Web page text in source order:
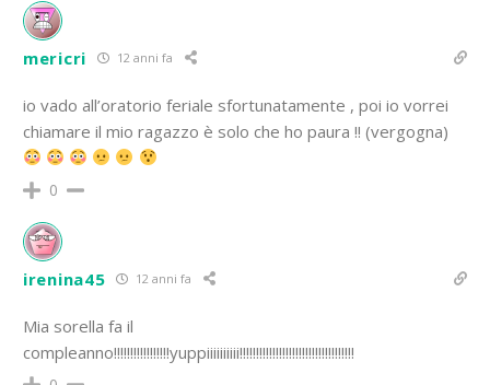
mericri 12 anni fa
io vado all’oratorio feriale sfortunatamente , poi io vorrei
chiamare il mio ragazzo è solo che ho paura !! (vergogna)
0
irenina45 12 anni fa
Mia sorella fa il
compleanno!!!!!!!!!!!!!!!!!yuppiiiiiiiiii!!!!!!!!!!!!!!!!!!!!!!!!!!!!!!!!!!!